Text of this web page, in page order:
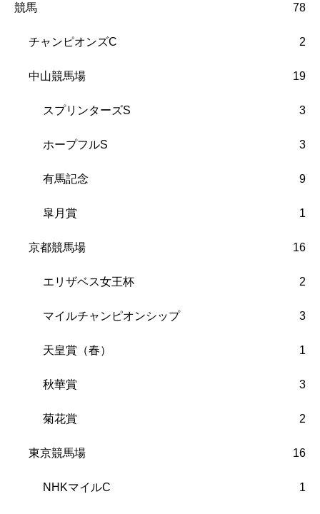
競馬 78
チャンピオンズC 2
中山競馬場 19
スプリンターズS 3
ホープフルS 3
有馬記念 9
皐月賞 1
京都競馬場 16
エリザベス女王杯 2
マイルチャンピオンシップ 3
天皇賞（春） 1
秋華賞 3
菊花賞 2
東京競馬場 16
NHKマイルC 1